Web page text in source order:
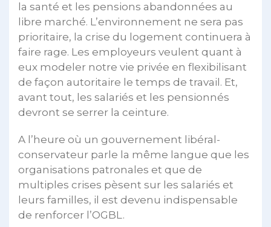
la santé et les pensions abandonnées au
libre marché. L’environnement ne sera pas
prioritaire, la crise du logement continuera à
faire rage. Les employeurs veulent quant à
eux modeler notre vie privée en flexibilisant
de façon autoritaire le temps de travail. Et,
avant tout, les salariés et les pensionnés
devront se serrer la ceinture.
A l’heure où un gouvernement libéral-
conservateur parle la même langue que les
organisations patronales et que de
multiples crises pèsent sur les salariés et
leurs familles, il est devenu indispensable
de renforcer l’OGBL.